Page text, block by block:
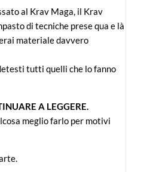
al Krav Maga, il Krav
di tecniche prese qua e là
materiale davvero
tutti quelli che lo fanno
A LEGGERE.
meglio farlo per motivi